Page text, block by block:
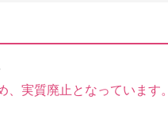
実質廃止となっています。